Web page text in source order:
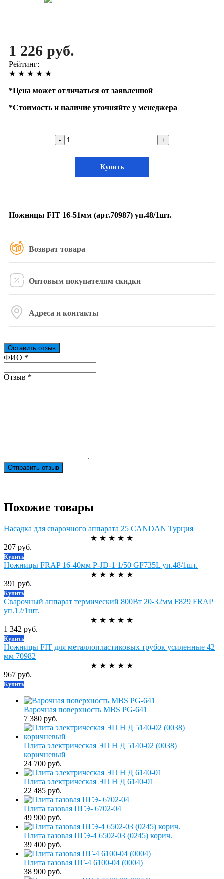
1 226 руб.
Рейтинг:
★ ★ ★ ★ ★
*Цена может отличаться от заявленной
*Стоимость и наличие уточняйте у менеджера
- +
Купить
Ножницы FIT 16-51мм (арт.70987) уп.48/1шт.
Возврат товара
Оптовым покупателям скидки
Адреса и контакты
Оставить отзыв
Ваш отзыв был отправлен!
ФИО *
Отзыв *
Отправить отзыв
Похожие товары
Насадка для сварочного аппарата 25 CANDAN Турция
★ ★ ★ ★ ★
207 руб.
Купить
Ножницы FRAP 16-40мм P-JD-1 1/50 GF735L уп.48/1шт.
★ ★ ★ ★ ★
391 руб.
Купить
Сварочный аппарат термический 800Вт 20-32мм F829 FRAP
уп.12/1шт.
★ ★ ★ ★ ★
1 342 руб.
Купить
Ножницы FIT для металлопластиковых трубок усиленные 42
мм 70982
★ ★ ★ ★ ★
967 руб.
Купить
Варочная поверхность MBS PG-641
7 380 руб.
Плита электрическая ЭП Н Д 5140-02 (0038)
коричневый
24 700 руб.
Плита электрическая ЭП Н Д 6140-01
22 485 руб.
Плита газовая ПГЭ- 6702-04
49 900 руб.
Плита газовая ПГЭ-4 6502-03 (0245) корич.
39 400 руб.
Плита газовая ПГ-4 6100-04 (0004)
38 900 руб.